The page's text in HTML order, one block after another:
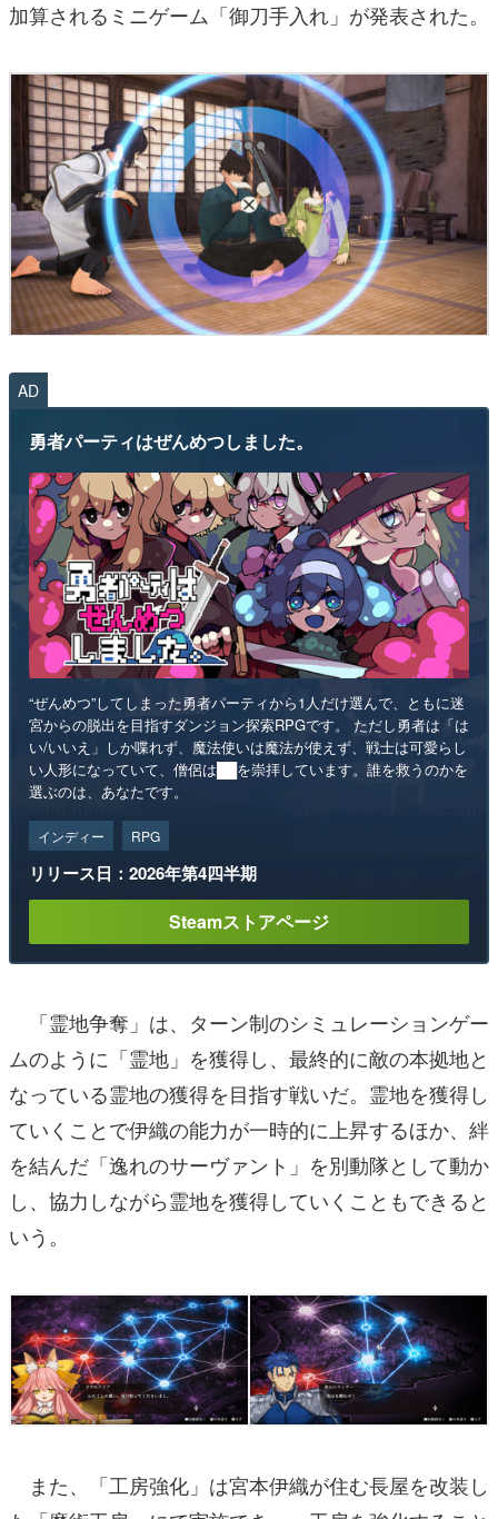
加算されるミニゲーム「御刀手入れ」が発表された。
AD
勇者パーティはぜんめつしました。
“ぜんめつ”してしまった勇者パーティから1人だけ選んで、ともに迷
宮からの脱出を目指すダンジョン探索RPGです。 ただし勇者は「は
い/いいえ」しか喋れず、魔法使いは魔法が使えず、戦士は可愛らし
い人形になっていて、僧侶は██を崇拝しています。誰を救うのかを
選ぶのは、あなたです。
インディー RPG
リリース日：2026年第4四半期
Steamストアページ
「霊地争奪」は、ターン制のシミュレーションゲー
ムのように「霊地」を獲得し、最終的に敵の本拠地と
なっている霊地の獲得を目指す戦いだ。霊地を獲得し
ていくことで伊織の能力が一時的に上昇するほか、絆
を結んだ「逸れのサーヴァント」を別動隊として動か
し、協力しながら霊地を獲得していくこともできると
いう。
また、「工房強化」は宮本伊織が住む長屋を改装し